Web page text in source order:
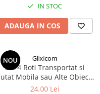
IN STOC
ADAUGA IN COS
NOU Glixicom
Set 4 Roti Transportat si
Mobila sau Alte Obiecte
Rotire 360 de Grade
24,00 Lei